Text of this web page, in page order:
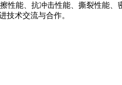
能、抗冲击性能、撕裂性能
技术交流与合作。